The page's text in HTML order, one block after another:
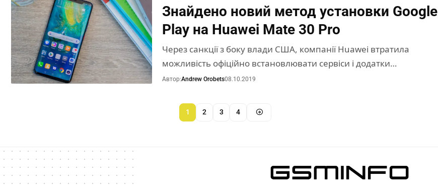
Знайдено новий метод установки Google
Play на Huawei Mate 30 Pro
Через санкції з боку влади США, компанії Huawei втратила
можливість офіційно встановлювати сервіси і додатки…
Автор:Andrew Orobets08.10.2019
1 2 3 4